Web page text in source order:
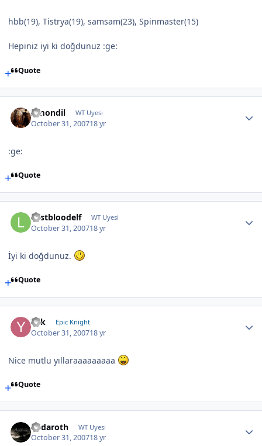
hbb(19), Tistrya(19), samsam(23), Spinmaster(15)
Hepiniz iyi ki doğdunuz :ge:
Quote
Amondil WT Uyesi
October 31, 200718 yr
:ge:
Quote
Lastbloodelf WT Uyesi
October 31, 200718 yr
İyi ki doğdunuz.
Quote
Yek Epic Knight
October 31, 200718 yr
Nice mutlu yıllaraaaaaaaaa
Quote
Endaroth WT Uyesi
October 31, 200718 yr